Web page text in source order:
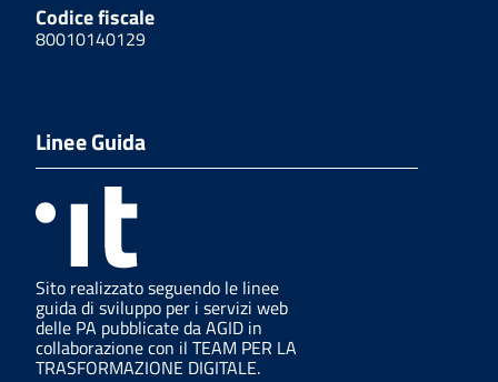
Codice fiscale
80010140129
Linee Guida
Sito realizzato seguendo le linee
guida di sviluppo per i servizi web
delle PA pubblicate da AGID in
collaborazione con il TEAM PER LA
TRASFORMAZIONE DIGITALE.